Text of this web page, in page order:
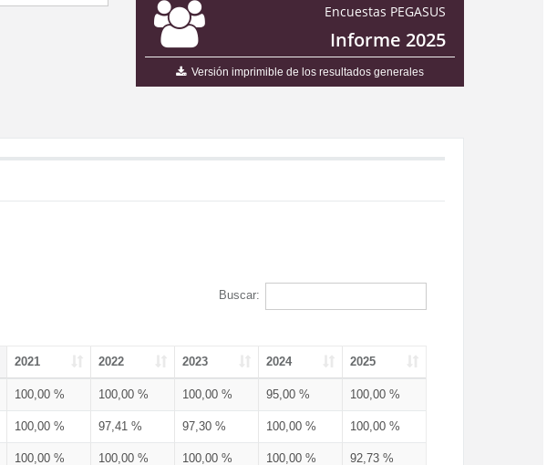
Encuestas PEGASUS
Informe 2025
Versión imprimible de los resultados generales
Buscar:
2021 2022 2023 2024 2025
100,00 % 100,00 % 100,00 % 95,00 % 100,00 %
100,00 % 97,41 % 97,30 % 100,00 % 100,00 %
100,00 % 100,00 % 100,00 % 100,00 % 92,73 %